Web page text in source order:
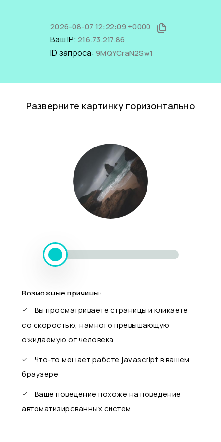
2026-08-07 12:22:09 +0000
Ваш IP: 216.73.217.86
ID запроса: 9MQYCraN2Sw1
Разверните картинку горизонтально
Возможные причины:
Вы просматриваете страницы и кликаете
со скоростью, намного превышающую
ожидаемую от человека
Что-то мешает работе javascript в вашем
браузере
Ваше поведение похоже на поведение
автоматизированных систем